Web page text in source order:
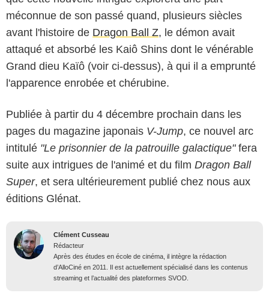
méconnue de son passé quand, plusieurs siècles
avant l'histoire de Dragon Ball Z, le démon avait
attaqué et absorbé les Kaiô Shins dont le vénérable
Grand dieu Kaïô (voir ci-dessus), à qui il a emprunté
l'apparence enrobée et chérubine.
Publiée à partir du 4 décembre prochain dans les
pages du magazine japonais V-Jump, ce nouvel arc
intitulé "Le prisonnier de la patrouille galactique"fera
suite aux intrigues de l'animé et du film Dragon Ball
Super, et sera ultérieurement publié chez nous aux
éditions Glénat.
Clément Cusseau
Rédacteur
Après des études en école de cinéma, il intègre la rédaction
d’AlloCiné en 2011. Il est actuellement spécialisé dans les contenus
streaming et l’actualité des plateformes SVOD.